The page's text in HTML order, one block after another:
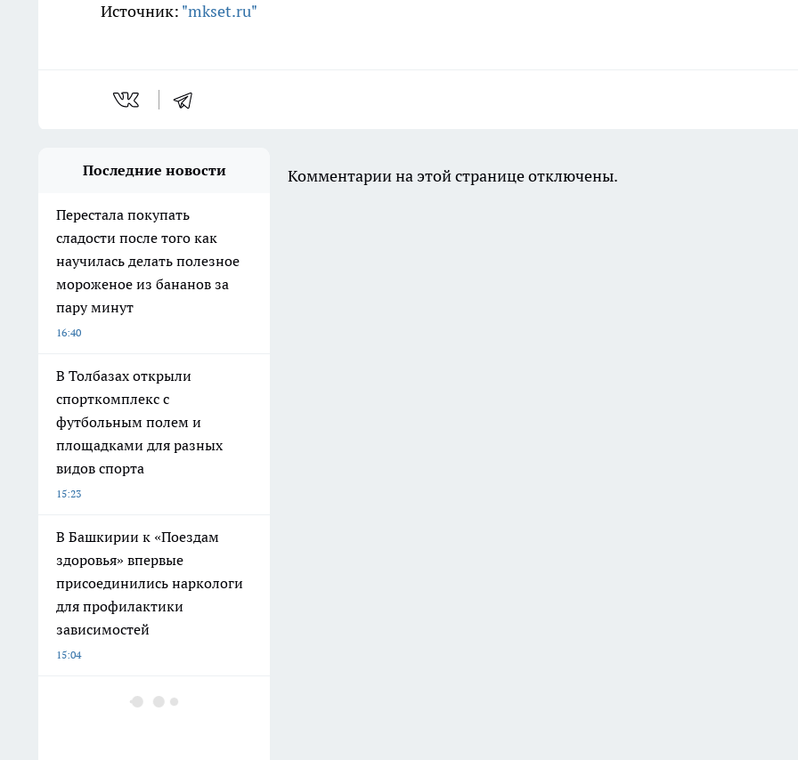
Источник: "mkset.ru"
Последние новости
Перестала покупать
сладости после того как
научилась делать полезное
мороженое из бананов за
пару минут
16:40
В Толбазах открыли
спорткомплекс с
футбольным полем и
площадками для разных
видов спорта
15:23
В Башкирии к «Поездам
здоровья» впервые
присоединились наркологи
для профилактики
зависимостей
15:04
Неделя в русском плацкарте
Комментарии на этой странице отключены.